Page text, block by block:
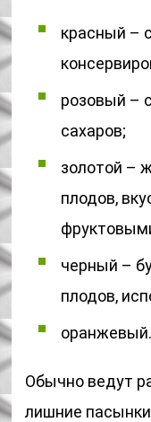
красный –
розовый –
сахаров;
золотой –
плодов,
черный –
плодов,
оранжевый.
Обычно ведут
лишние